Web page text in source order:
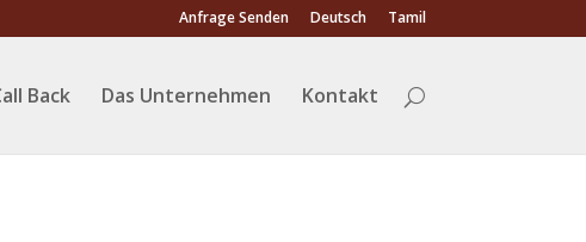
Anfrage Senden Deutsch Tamil
Back Das Unternehmen Kontakt